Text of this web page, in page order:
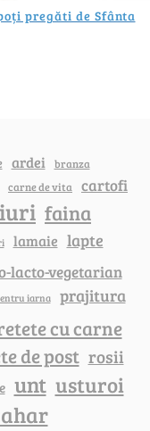
pregăti de Sfânta
ardei branza
carne de vita cartofi
faina
lamaie lapte
lacto-vegetarian
iarna prajitura
cu carne
de post rosii
unt usturoi